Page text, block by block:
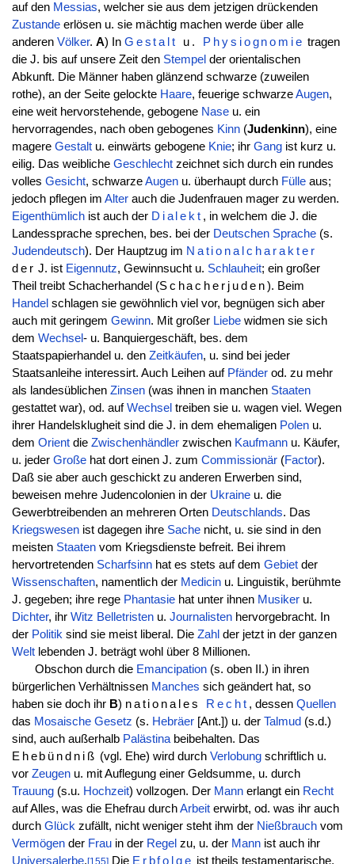
auf den Messias, welcher sie aus dem jetzigen drückenden
Zustandeerlösen u. sie mächtig machen werde über alle
anderen Völker. A) In Gestalt u. Physiognomie tragen
die J. bis auf unsere Zeit den Stempel der orientalischen
Abkunft. Die Männer haben glänzend schwarze (zuweilen
rothe), an der Seite gelockte Haare, feuerige schwarzeAugen,
eine weit hervorstehende, gebogene Naseu. ein
hervorragendes, nach oben gebogenes Kinn(Judenkinn), eine
magere Gestaltu. einwärts gebogene Knie; ihr Gangist kurz u.
eilig. Das weibliche Geschlechtzeichnet sich durch ein rundes
volles Gesicht, schwarzeAugenu. überhaupt durch Fülleaus;
jedoch pflegen im Alterauch die Judenfrauen mager zu werden.
Eigenthümlichist auch der Dialekt , in welchem die J. die
Landessprache sprechen, bes. bei der Deutschen Sprache(s.
Judendeutsch). Der Hauptzug im Nationalcharakter
der J. ist Eigennutz, Gewinnsucht u. Schlauheit; ein großer
Theil treibt Schacherhandel (Schacherjuden). Beim
Handel schlagen sie gewöhnlich viel vor, begnügen sich aber
auch mit geringem Gewinn. Mit großer Liebewidmen sie sich
dem Wechsel- u. Banquiergeschäft, bes. dem
Staatspapierhandel u. den Zeitkäufen, u. sind bei jeder
Staatsanleihe interessirt. Auch Leihen auf Pfänderod. zu mehr
als landesüblichen Zinsen(was ihnen in manchen Staaten
gestattet war), od. aufWechsel treiben sie u. wagen viel. Wegen
ihrer Handelsklugheit sind die J. in dem ehemaligen Polenu.
dem Orientdie Zwischenhändlerzwischen Kaufmannu. Käufer,
u. jeder Großehat dort einen J. zum Commissionär(Factor).
Daß sie aber auch geschickt zu anderen Erwerben sind,
beweisen mehre Judencolonien in der Ukraineu. die
Gewerbtreibenden an mehreren Orten Deutschlands. Das
Kriegswesenist dagegen ihre Sachenicht, u. sie sind in den
meisten Staatenvom Kriegsdienste befreit. Bei ihrem
hervortretenden Scharfsinnhat es stets auf dem Gebietder
Wissenschaften, namentlich der Medicinu. Linguistik, berühmte
J. gegeben; ihre rege Phantasiehat unter ihnen Musikeru.
Dichter, ihr Witz Belletristenu. Journalistenhervorgebracht. In
der Politiksind sie meist liberal. Die Zahl der jetzt in der ganzen
Weltlebenden J. beträgt wohl über 8 Millionen.
Obschon durch die Emancipation(s. oben II.) in ihren
bürgerlichen Verhältnissen Manches sich geändert hat, so
haben sie doch ihr B) nationales Recht , dessen Quellen
das Mosaische Gesetz (s. Hebräer[Ant.]) u. der Talmud (s.d.)
sind, auch außerhalb Palästinabeibehalten. Das
Ehebündniß (vgl. Ehe) wird durch Verlobung schriftlich u.
vor Zeugenu. mit Auflegung einer Geldsumme, u. durch
Trauung(s.u. Hochzeit) vollzogen. Der Mannerlangt ein Recht
auf Alles, was die Ehefrau durchArbeiterwirbt, od. was ihr auch
durch Glückzufällt, nicht weniger steht ihm der Nießbrauchvom
Vermögender Frauin der Regel zu, u. der Mannist auch ihr
Universalerbe. [155]Die Erbfolge ist theils testamentarische,